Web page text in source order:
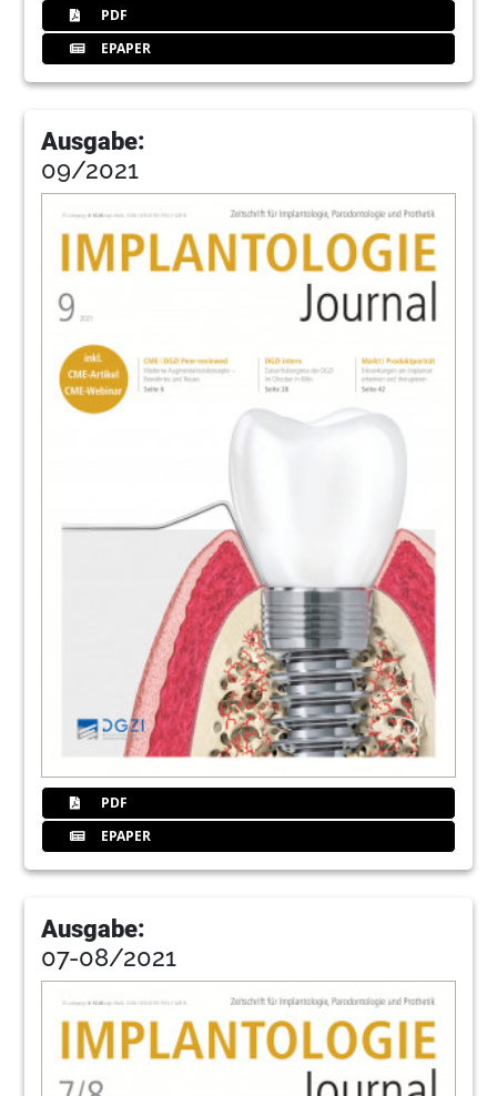
PDF
EPAPER
Ausgabe:
09/2021
PDF
EPAPER
Ausgabe:
07-08/2021